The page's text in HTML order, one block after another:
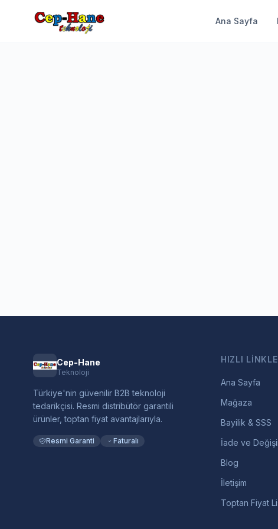
Ana Sayfa
Cep-Hane
Teknoloji
Türkiye'nin güvenilir B2B teknoloji
tedarikçisi. Resmi distribütör garantili
ürünler, toptan fiyat avantajlarıyla.
Resmi Garanti Faturalı
HIZLI
Ana Sayfa
Mağaza
Bayilik & SSS
İade ve
Blog
İletişim
Toptan Fiyat